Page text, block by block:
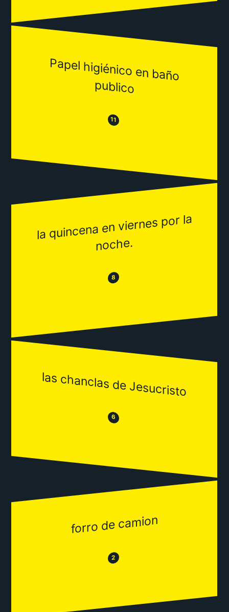
Papel higiénico en baño
publico
😒 11 😂
la quincena en viernes por la
noche.
😒 8 😂
las chanclas de Jesucristo
😒 6 😂
forro de camion
😒 2 😂